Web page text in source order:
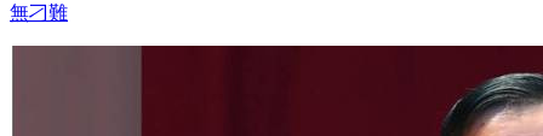
無刁難